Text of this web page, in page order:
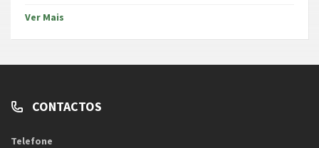
Ver Mais
CONTACTOS
Telefone